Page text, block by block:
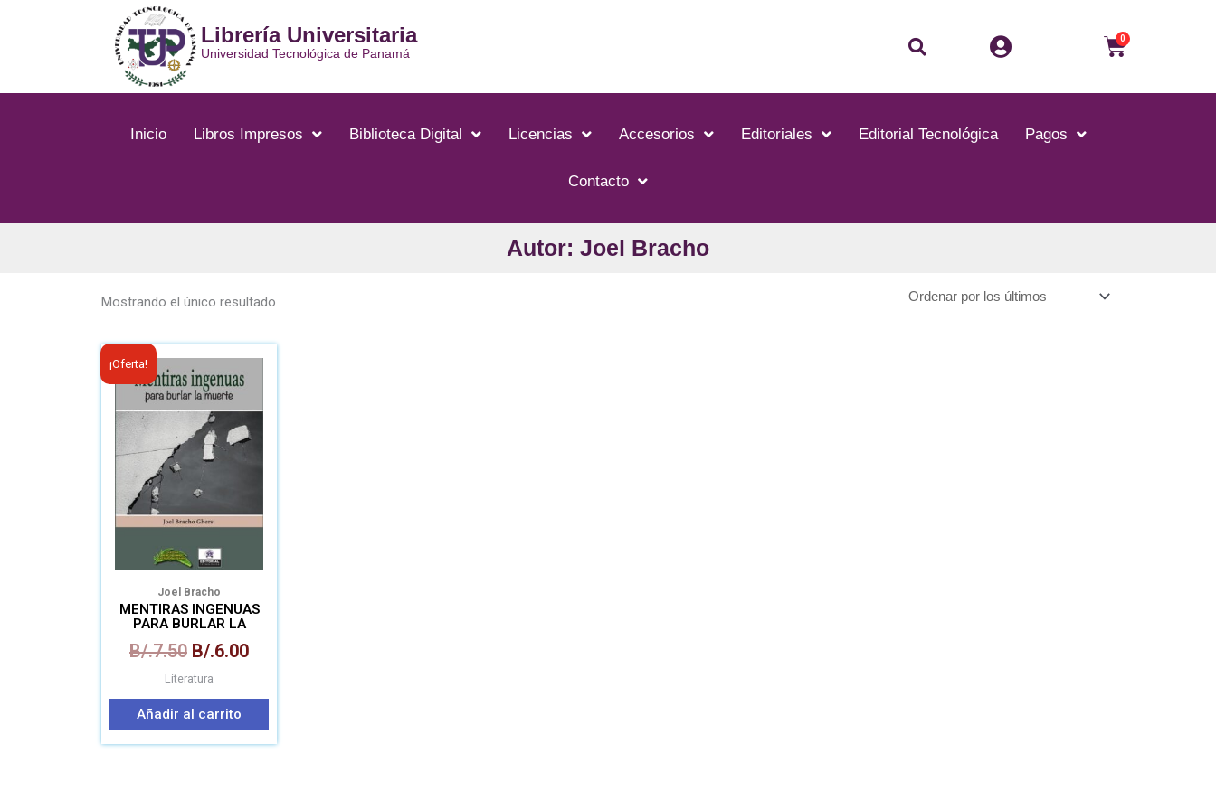
Librería Universitaria
Universidad Tecnológica de Panamá Buscar 0Carrito
Inicio Libros Impresos Biblioteca Digital Licencias Accesorios Editoriales Editorial Tecnológica Pagos
Contacto
Autor: Joel Bracho
Mostrando el único resultado
¡Oferta!
Joel Bracho
MENTIRAS INGENUAS
PARA BURLAR LA
B/.7.50
El
precio
original
era:
B/.7.50.
B/.6.00
El
es:
Literatura
Añadir al carrito